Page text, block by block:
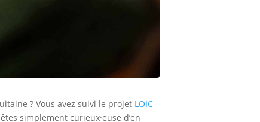
? Vous avez suivi le projet LOIC-
simplement curieux·euse d’en